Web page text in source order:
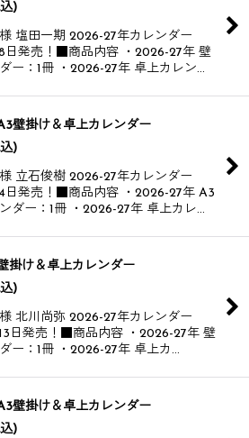
)
塩田一期 2026-27年カレンダー​
日発売！​ ​ ■商品内容 ・2026-27年 壁
ー：1冊 ・2026-27年 卓上カレン…
壁掛け＆卓上カレンダー
)
立石俊樹 2026-27年カレンダー​
日発売！​ ■商品内容 ・2026-27年 A3
ダー：1冊 ・2026-27年 卓上カレ…
掛け＆卓上カレンダー
)
北川尚弥 2026-27年カレンダー​​
日発売！​ ​ ■商品内容 ・2026-27年 壁
ー：1冊 ・2026-27年 卓上カ…
壁掛け＆卓上カレンダー
)